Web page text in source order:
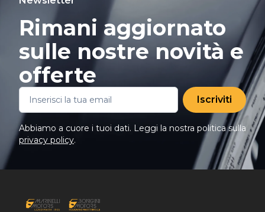
Rimani aggiornato
sulle nostre novità e
offerte
Iscriviti
Abbiamo a cuore i tuoi dati. Leggi la nostra politica sulla
privacy policy.